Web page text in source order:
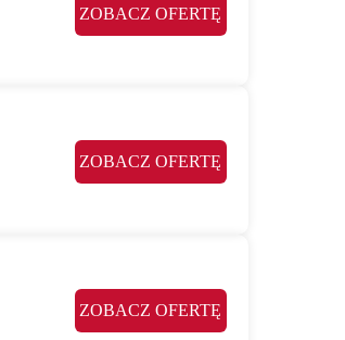
ZOBACZ OFERTĘ
ZOBACZ OFERTĘ
ZOBACZ OFERTĘ